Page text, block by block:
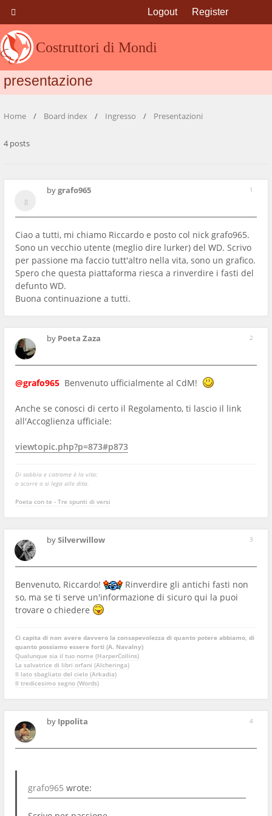
Costruttori di Mondi
Logout Register
presentazione
Home Board index Ingresso Presentazioni
4 posts
1
bygrafo965
Ciao a tutti, mi chiamo Riccardo e posto col nick grafo965.
Sono un vecchio utente (meglio dire lurker) del WD. Scrivo
per passione ma faccio tutt'altro nella vita, sono un grafico.
Spero che questa piattaforma riesca a rinverdire i fasti del
defunto WD.
Buona continuazione a tutti.
2
by Poeta Zaza
@grafo965 Benvenuto ufficialmente al CdM!
Anche se conosci di certo il Regolamento, ti lascio il link
all'Accoglienza ufficiale:
viewtopic.php?p=873#p873
Di sabbia e catrame è la vita:
o scorre o si lega alle dita.
Poeta con te - Tre spunti di versi
3
bySilverwillow
Benvenuto, Riccardo!
Rinverdire gli antichi fasti non
so, ma se ti serve un'informazione di sicuro qui la puoi
trovare o chiedere
Ci capita di non avere davvero la consapevolezza di quanto potere abbiamo, di
quanto possiamo essere forti (A. Navalny)
Qualunque sia il tuo nome (HarperCollins)
La salvatrice di libri orfani (Alcheringa)
Il lato sbagliato del cielo (Arkadia)
Il tredicesimo segno (Words)
4
by Ippolita
grafo965 wrote: